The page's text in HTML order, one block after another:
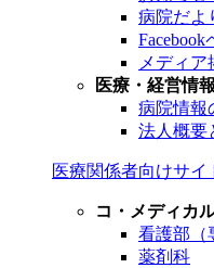
病院だよ
Facebook
メディア
医療・経営情
病院情報
法人概要
医療関係者向けサイ
コ・メディカ
看護部（
薬剤科